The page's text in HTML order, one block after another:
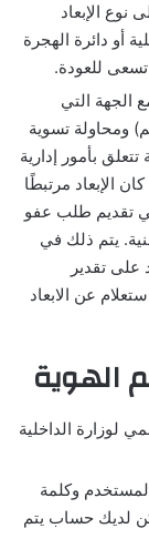
الإبعاد
أو دائرة الهجرة
للعودة.
الجهة التي
ومحاولة تسوية
بأمور إدارية
إذا كان الإبعاد مرتبطًا
تقديم طلب عفو
يتم ذلك في
تقدير
عن الابعاد
الهوية
لوزارة الداخلية
وكلمة
لديك حساب يتم